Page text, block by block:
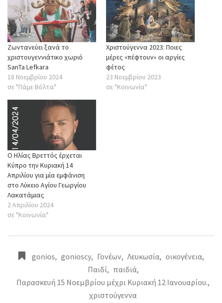
Ζωντανεύει ξανά το
χριστουγεννιάτικο χωριό
SanTa Lefkara
18 Νοεμβρίου 2024
σε "Πάμε Βόλτα"
Χριστούγεννα 2023: Ποιες
μέρες «πέφτουν» οι αργίες
φέτος
23 Νοεμβρίου 2023
σε "Κοινωνία"
Ο Ηλίας Βρεττός έρχεται
Κύπρο την Κυριακή 14
Απριλίου για μία εμφάνιση
στο Λύκειο Αγίου Γεωργίου
Λακατάμιας
2 Απριλίου 2024
σε "Κοινωνία"
gonios, gonioscy, Γονέων, Λευκωσία, οικογένεια,
Παιδί, παιδιά,
Παρασκευή 15 Νοεμβρίου μέχρι Κυριακή 12 Ιανουαρίου.,
χριστούγεννα